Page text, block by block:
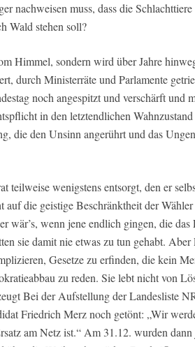
nachweisen muss, dass die
Wald stehen soll?
Himmel, sondern wird über Jahre
durch Ministerräte und Parlamente
noch angespitzt und verschärft und
in den letztendlichen Wahnzustand
die den Unsinn angerührt und das
teilweise wenigstens entsorgt, den er
die geistige Beschränktheit der Wähler
wär’s, wenn jene endlich gingen, die das
sie damit nie etwas zu tun gehabt.
Gesetze zu erfinden, die kein
zu reden. Sie lebt nicht von
Bei der Aufstellung der Landesliste
Friedrich Merz noch getönt: „Wir
am Netz ist.“ Am 31.12. wurden dann